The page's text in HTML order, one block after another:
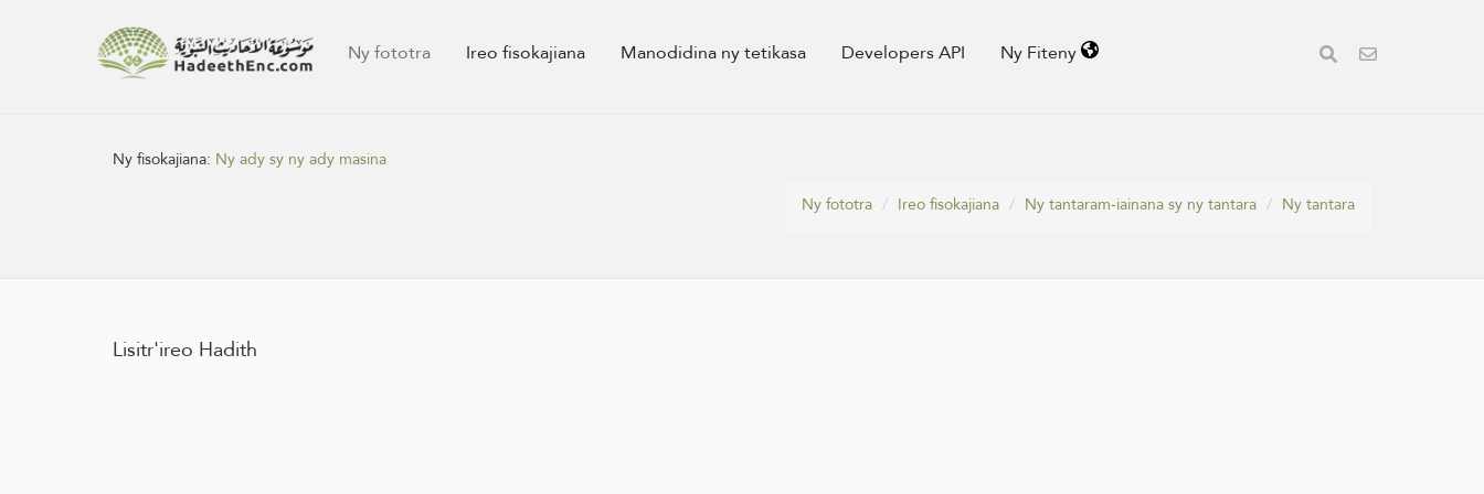
Ny fototra Ireo fisokajiana Manodidina ny tetikasa Developers API Ny Fiteny
Ny fisokajiana: Ny ady sy ny ady masina
Ny fototra
Ireo fisokajiana Ny tantaram-iainana sy ny tantara Ny tantara
Lisitr'ireo Hadith